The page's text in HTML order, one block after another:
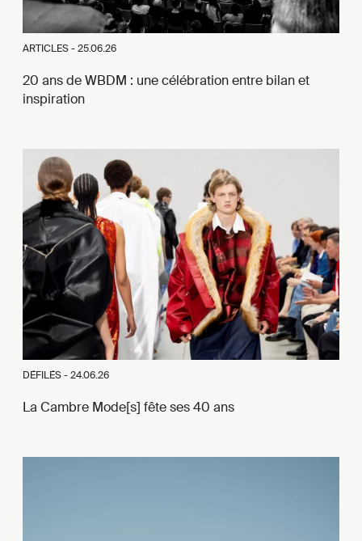
ARTICLES -25.06.26
20 ans de WBDM : une célébration entre bilan et
inspiration
DÉFILÉS -24.06.26
La Cambre Mode[s] fête ses 40 ans